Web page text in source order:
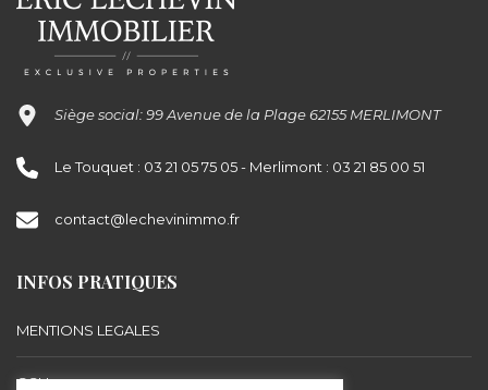
Siège social: 99 Avenue de la Plage 62155 MERLIMONT
Le Touquet : 03 21 05 75 05 - Merlimont : 03 21 85 00 51
contact@lechevinimmo.fr
INFOS PRATIQUES
MENTIONS LEGALES
CGU